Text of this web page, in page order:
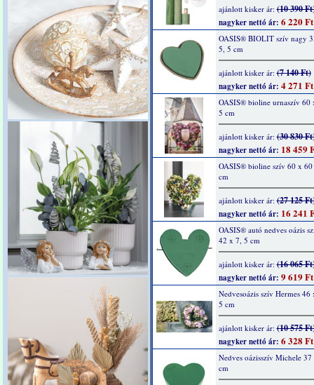
ajánlott kisker ár:(10 390
nagyker nettó ár: 6 220 Ft
OASIS® BIOLIT szív nagy
5, 5 cm
ajánlott kisker ár:(7 140 Ft)
nagyker nettó ár: 4 271 Ft
OASIS® bioline urnaszív 60
5 cm
ajánlott kisker ár:(30 830
nagyker nettó ár: 18 459
OASIS® bioline szív 60 x
cm
ajánlott kisker ár:(27 125
nagyker nettó ár: 16 241
OASIS® autó nedves oázis
42 x 7, 5 cm
ajánlott kisker ár:(16 065
nagyker nettó ár: 9 619 Ft
Nedvesoázis szív Hermes
5 cm
ajánlott kisker ár:(10 575
nagyker nettó ár: 6 328 Ft
Nedves oázisszív Michele
cm